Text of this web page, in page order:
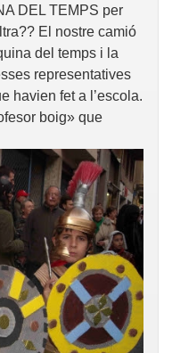
DEL TEMPS per
El nostre camió
del temps i la
representatives
havien fet a l’escola.
boig» que